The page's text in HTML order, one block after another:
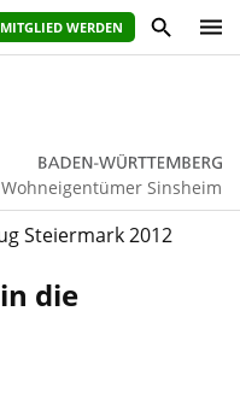
MITGLIED WERDEN
Sinsheim
Steiermark 2012
die